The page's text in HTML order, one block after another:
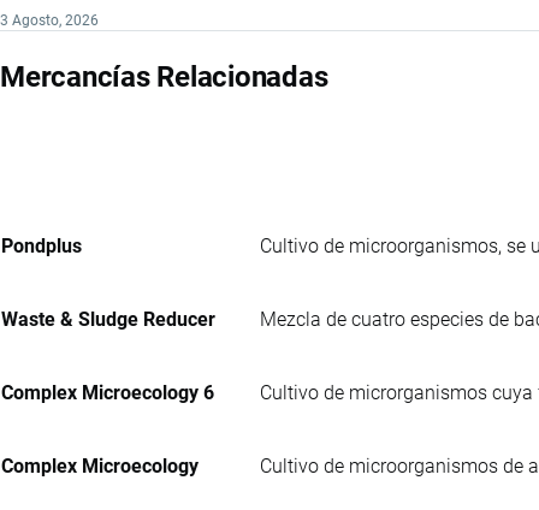
3 Agosto, 2026
Mercancías Relacionadas
Pondplus Cultivo de microorganismos, se
Waste & Sludge Reducer Mezcla de cuatro especies de
Complex Microecology 6 Cultivo de microrganismos
Complex Microecology Cultivo de microorganismos de